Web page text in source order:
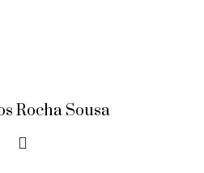
Rocha Sousa